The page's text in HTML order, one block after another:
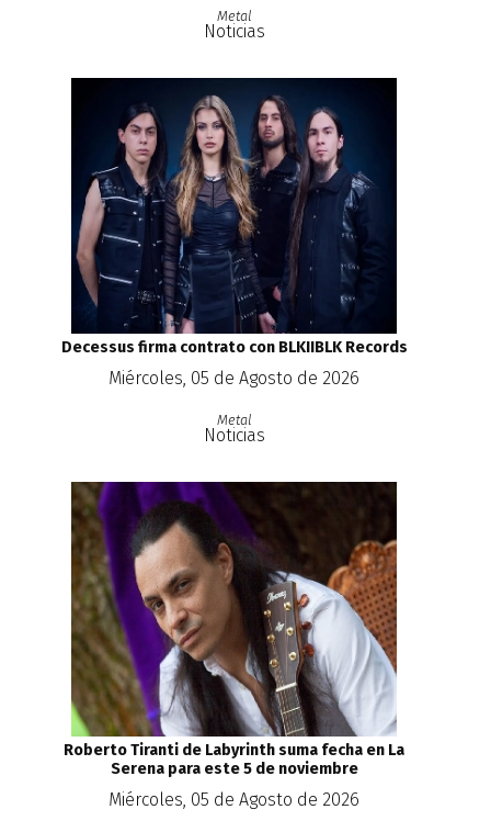
Metal
Noticias
Decessus firma contrato con BLKIIBLK Records
Miércoles, 05 de Agosto de 2026
Metal
Noticias
Roberto Tiranti de Labyrinth suma fecha en La
Serena para este 5 de noviembre
Miércoles, 05 de Agosto de 2026